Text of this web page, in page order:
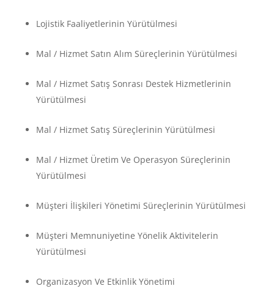
Lojistik Faaliyetlerinin Yürütülmesi
Mal / Hizmet Satın Alım Süreçlerinin Yürütülmesi
Mal / Hizmet Satış Sonrası Destek Hizmetlerinin
Yürütülmesi
Mal / Hizmet Satış Süreçlerinin Yürütülmesi
Mal / Hizmet Üretim Ve Operasyon Süreçlerinin
Yürütülmesi
Müşteri İlişkileri Yönetimi Süreçlerinin Yürütülmesi
Müşteri Memnuniyetine Yönelik Aktivitelerin
Yürütülmesi
Organizasyon Ve Etkinlik Yönetimi